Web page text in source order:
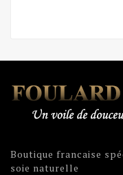
Boutique francaise
soie naturelle